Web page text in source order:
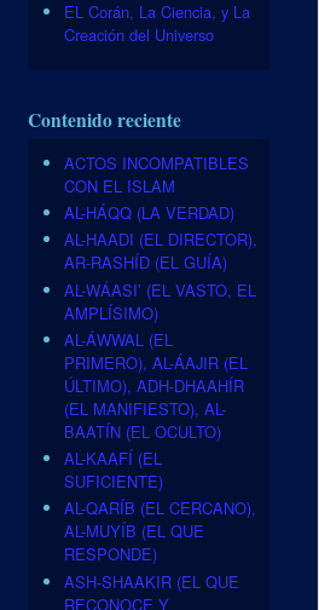
EL Corán, La Ciencia, y La
Creación del Universo
Contenido reciente
ACTOS INCOMPATIBLES
CON EL ISLAM
AL-HÁQQ (LA VERDAD)
AL-HAADI (EL DIRECTOR),
AR-RASHÍD (EL GUÍA)
AL-WÁASI’ (EL VASTO, EL
AMPLÍSIMO)
AL-ÁWWAL (EL
PRIMERO), AL-ÁAJIR (EL
ÚLTIMO), ADH-DHAAHÍR
(EL MANIFIESTO), AL-
BAATÍN (EL OCULTO)
AL-KAAFÍ (EL
SUFICIENTE)
AL-QARÍB (EL CERCANO),
AL-MUYÍB (EL QUE
RESPONDE)
ASH-SHAAKIR (EL QUE
RECONOCE Y